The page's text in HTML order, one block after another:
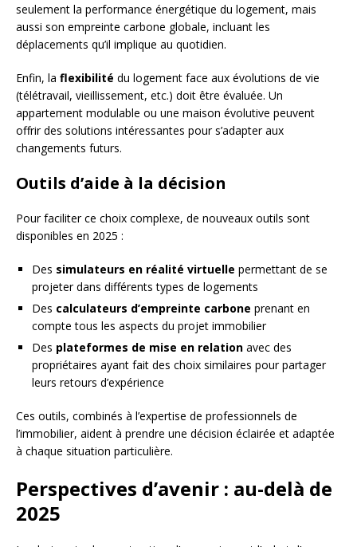
seulement la performance énergétique du logement, mais
aussi son empreinte carbone globale, incluant les
déplacements qu’il implique au quotidien.
Enfin, la flexibilité du logement face aux évolutions de vie
(télétravail, vieillissement, etc.) doit être évaluée. Un
appartement modulable ou une maison évolutive peuvent
offrir des solutions intéressantes pour s’adapter aux
changements futurs.
Outils d’aide à la décision
Pour faciliter ce choix complexe, de nouveaux outils sont
disponibles en 2025 :
Des simulateurs en réalité virtuelle permettant de se
projeter dans différents types de logements
Des calculateurs d’empreinte carbone prenant en
compte tous les aspects du projet immobilier
Des plateformes de mise en relation avec des
propriétaires ayant fait des choix similaires pour partager
leurs retours d’expérience
Ces outils, combinés à l’expertise de professionnels de
l’immobilier, aident à prendre une décision éclairée et adaptée
à chaque situation particulière.
Perspectives d’avenir : au-delà de
2025